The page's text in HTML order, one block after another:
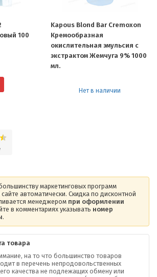
100
Kapous Blond Bar Cremoxon
Кремообразная
окислительная эмульсия с
экстрактом Жемчуга 9% 1000
мл.
Нет в наличии
маркетинговых программ
автоматически. Скидка по дисконтной
менеджером при оформлении
в комментариях указывать номер
.
товара
на то что большинство товаров
в перечень непродовольственных
качества не подлежащих обмену или